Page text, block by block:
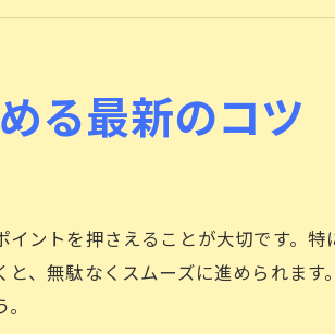
車検準備を時短で進める最新アイ
車検の不合格を防ぐ事前チェック法
車検に落ちやすい項目の事前チェッ
車検不合格を防ぐための注意点ま
セルフ点検で車検リスクを大幅軽
忙しい方でも安心な車検準備ガイド
る最新のコツ
ントを押さえることが大切です。
、無駄なくスムーズに進められま